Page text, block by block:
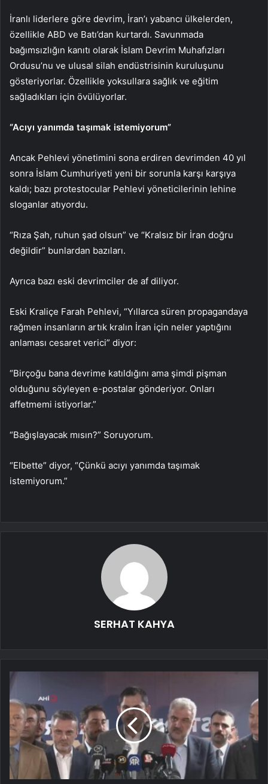
İranlı liderlere göre devrim, İran’ı yabancı ülkelerden,
özellikle ABD ve Batı’dan kurtardı. Savunmada
bağımsızlığın kanıtı olarak İslam Devrim Muhafızları
Ordusu’nu ve ulusal silah endüstrisinin kuruluşunu
gösteriyorlar. Özellikle yoksullara sağlık ve eğitim
sağladıkları için övülüyorlar.
“Acıyı yanımda taşımak istemiyorum”
Ancak Pehlevi yönetimini sona erdiren devrimden 40 yıl
sonra İslam Cumhuriyeti yeni bir sorunla karşı karşıya
kaldı; bazı protestocular Pehlevi yöneticilerinin lehine
sloganlar atıyordu.
“Rıza Şah, ruhun şad olsun” ve “Kralsız bir İran doğru
değildir” bunlardan bazıları.
Ayrıca bazı eski devrimciler de af diliyor.
Eski Kraliçe Farah Pehlevi, “Yıllarca süren propagandaya
rağmen insanların artık kralın İran için neler yaptığını
anlaması cesaret verici” diyor:
“Birçoğu bana devrime katıldığını ama şimdi pişman
olduğunu söyleyen e-postalar gönderiyor. Onları
affetmemi istiyorlar.”
“Bağışlayacak mısın?” Soruyorum.
“Elbette” diyor, “Çünkü acıyı yanımda taşımak
istemiyorum.”
SERHAT KAHYA